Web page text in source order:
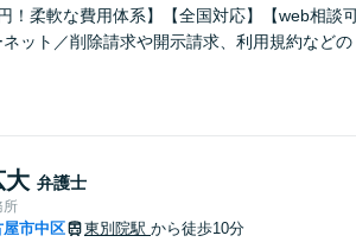
！柔軟な費用体系】【全国対応】【web相
ット／削除請求や開示請求、利用規約など
大 弁護士
所
屋市中区 東別院駅 から徒歩10分